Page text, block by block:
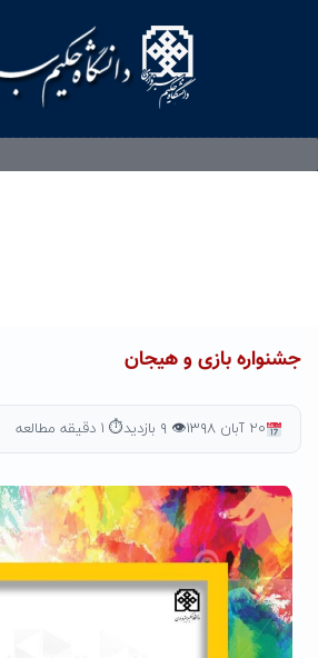
جشنواره بازی و هیجان
۲۰ آبان ۱۳۹۸ 👁 ۹ بازدید ⏱ ۱ دقیقه مطالعه